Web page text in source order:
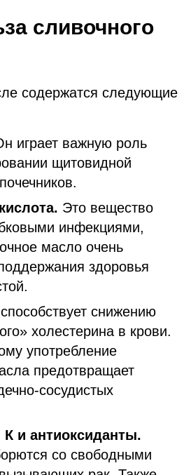
сливочного
содержатся следующие
играет важную роль
щитовидной
Это вещество
инфекциями,
масло очень
здоровья
снижению
холестерина в крови.
употребление
предотвращает
сосудистых
и антиоксиданты.
со свободными